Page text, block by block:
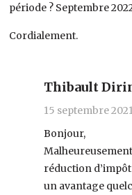
période ? Septembre
Cordialement.
Thibault
15 septembre
Bonjour,
réduction
un avantage